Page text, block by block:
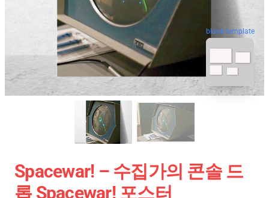
blank template
Spacewar! – 수집가의 콘솔 드
롭 Spacewar! 포스터